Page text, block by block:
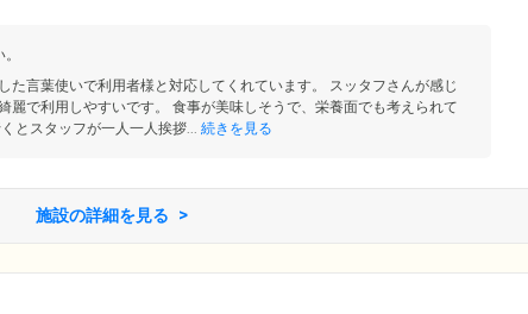
な街並みのなかで、ご入居者様それぞれのペースで、安心し
た言葉使いで利用者様と対応してくれています。 スッタフさんが感じ
麗で利用しやすいです。 食事が美味しそうで、栄養面でも考えられて
とスタッフが一人一人挨拶...
続きを見る
施設の詳細を見る